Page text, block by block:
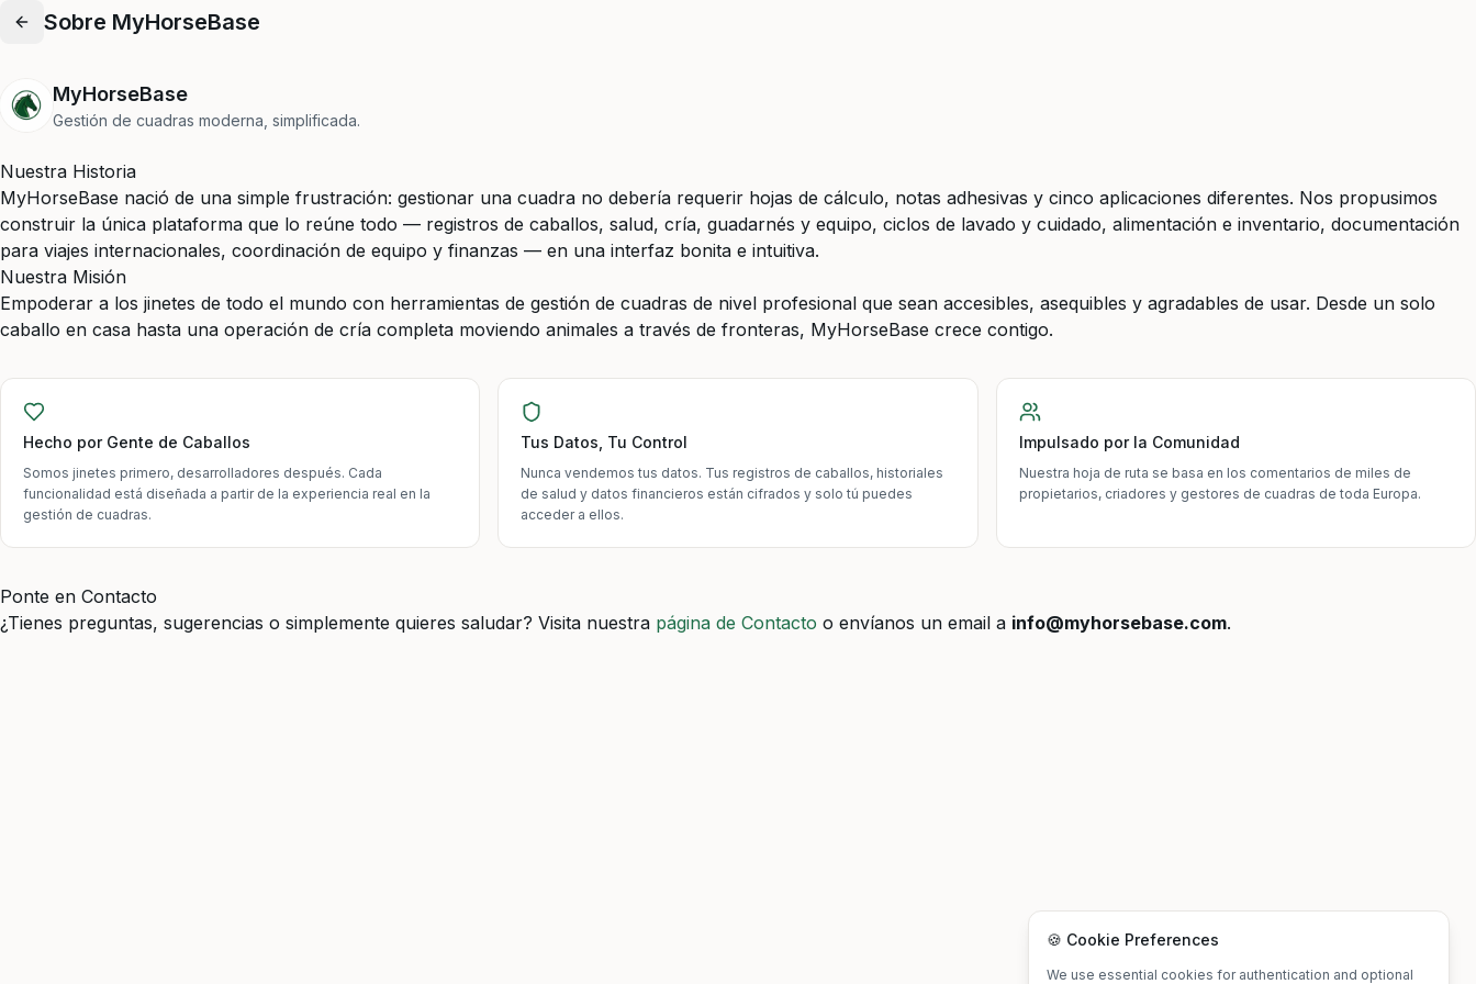
Sobre MyHorseBase
MyHorseBase
Gestión de cuadras moderna, simplificada.
Nuestra Historia
MyHorseBase nació de una simple frustración: gestionar una cuadra no debería requerir hojas de cálculo, notas adhesivas y cinco aplicaciones diferentes. Nos propusimos
construir la única plataforma que lo reúne todo — registros de caballos, salud, cría, guadarnés y equipo, ciclos de lavado y cuidado, alimentación e inventario, documentación
para viajes internacionales, coordinación de equipo y finanzas — en una interfaz bonita e intuitiva.
Nuestra Misión
Empoderar a los jinetes de todo el mundo con herramientas de gestión de cuadras de nivel profesional que sean accesibles, asequibles y agradables de usar. Desde un solo
caballo en casa hasta una operación de cría completa moviendo animales a través de fronteras, MyHorseBase crece contigo.
Hecho por Gente de Caballos
Somos jinetes primero, desarrolladores después. Cada
funcionalidad está diseñada a partir de la experiencia real en la
gestión de cuadras.
Tus Datos, Tu Control
Nunca vendemos tus datos. Tus registros de caballos, historiales
de salud y datos financieros están cifrados y solo tú puedes
acceder a ellos.
Impulsado por la Comunidad
Nuestra hoja de ruta se basa en los comentarios de miles de
propietarios, criadores y gestores de cuadras de toda Europa.
Ponte en Contacto
¿Tienes preguntas, sugerencias o simplemente quieres saludar? Visita nuestra página de Contacto o envíanos un email a info@myhorsebase.com.
🍪 Cookie Preferences
We use essential cookies for authentication and optional